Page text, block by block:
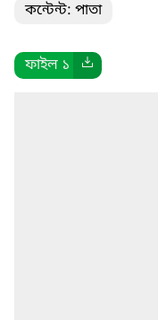
কন্টেন্ট: পাতা
ফাইল ১